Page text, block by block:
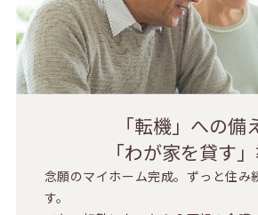
「転機」への備
「わが家を貸す
念願のマイホーム完成。ずっと住み
す。